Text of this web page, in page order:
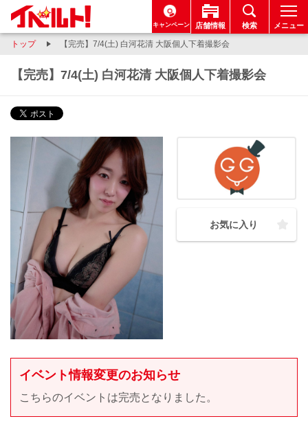
キャンペーン 店舗情報 検索 メニュー
トップ 【完売】7/4(土) 白河花清 大阪個人下着撮影会
【完売】7/4(土) 白河花清 大阪個人下着撮影会
お気に入り
イベント情報変更のお知らせ
こちらのイベントは完売となりました。